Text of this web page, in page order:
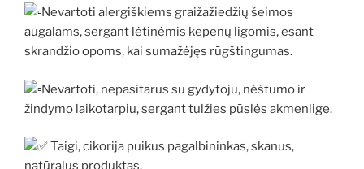
Nevartoti alergiškiems graižažiedžių šeimos
augalams, sergant lėtinėmis kepenų ligomis, esant
skrandžio opoms, kai sumažėjęs rūgštingumas.
Nevartoti, nepasitarus su gydytoju, nėštumo ir
žindymo laikotarpiu, sergant tulžies pūslės akmenlige.
Taigi, cikorija puikus pagalbininkas, skanus,
natūralus produktas.